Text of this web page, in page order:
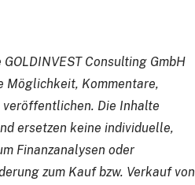
GOLDINVEST Consulting GmbH
Möglichkeit, Kommentare,
Die Inhalte
ersetzen keine individuelle,
Finanzanalysen oder
zum Kauf bzw. Verkauf von